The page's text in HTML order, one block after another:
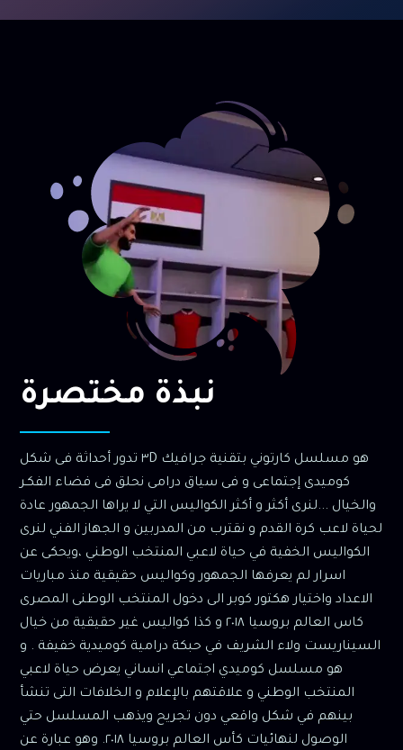
نبذة مختصرة
هو مسلسل كارتوني بتقنية جرافيك ٣D تدور أحداثة فى شكل
كوميدى إجتماعى و فى سياق درامى نحلق فى فضاء الفكـر
والخيال ...لنرى أكثر و أكثر الكواليس التي لا يراها الجمهور عادة
لحياة لاعب كرة القدم و نقترب من المدربين و الجهاز الفني لنرى
الكواليس الخفية في حياة لاعبي المنتخب الوطني ،ويحكى عن
اسرار لم يعرفها الجمهور وكواليس حقيقية منذ مباريات
الاعداد واختيار هكتور كوبر الى دخول المنتخب الوطنى المصرى
كاس العالم بروسيا ٢٠١٨ و كذا كواليس غير حقيقية من خيال
السيناريست ولاء الشريف في حبكة درامية كوميدية خفيفة . و
هو مسلسل كوميدي اجتماعي انساني يعرض حياة لاعبي
المنتخب الوطني و علاقتهم بالإعلام و الخلافات التى تنشأ
بينهم في شكل واقعي دون تجريح ويذهب المسلسل حتي
الوصول لنهائيات كأس العالم بروسيا ٢٠١٨. وهو عبارة عن